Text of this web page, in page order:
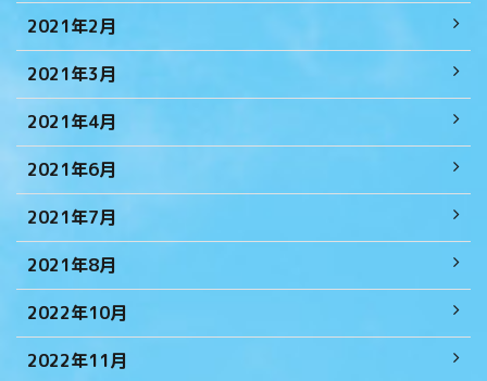
2021年2月
2021年3月
2021年4月
2021年6月
2021年7月
2021年8月
2022年10月
2022年11月